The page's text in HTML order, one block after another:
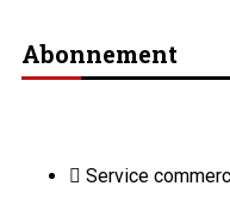
Abonnement
Service